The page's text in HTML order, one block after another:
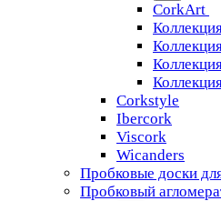
CorkArt
Corkstyle
Ibercork
Viscork
Wicanders
Пробковые доски
Пробковый